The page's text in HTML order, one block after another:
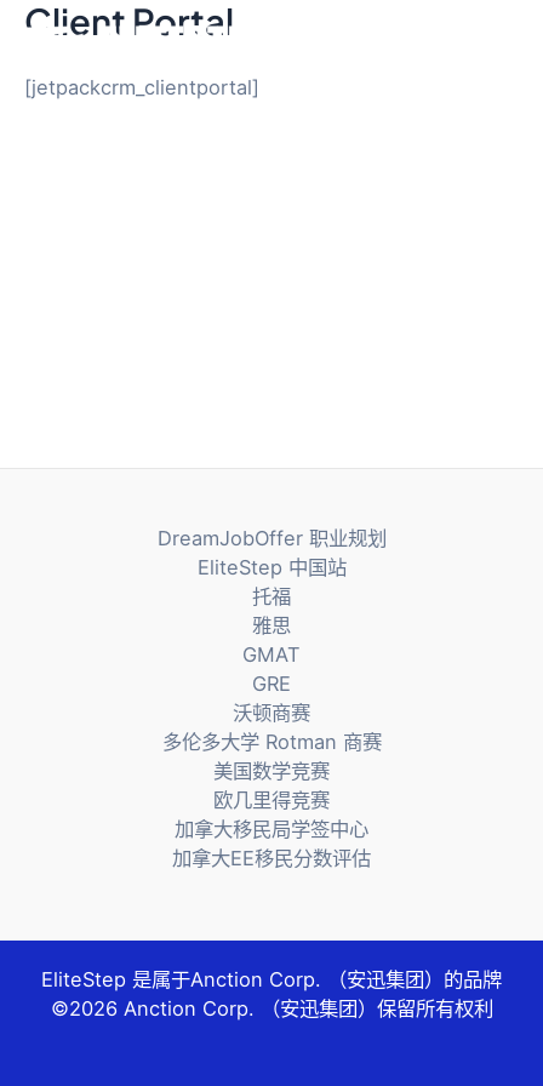
Client Portal
[jetpackcrm_clientportal]
DreamJobOffer 职业规划
EliteStep 中国站
托福
雅思
GMAT
GRE
沃顿商赛
多伦多大学 Rotman 商赛
美国数学竞赛
欧几里得竞赛
加拿大移民局学签中心
加拿大EE移民分数评估
EliteStep 是属于Anction Corp. （安迅集团） 的品牌
©2026 Anction Corp. （安迅集团） 保留所有权利